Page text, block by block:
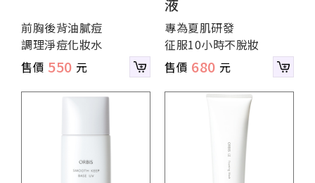
前胸後背油膩痘
調理淨痘化妝水
550
液
專為夏肌研發
征服10小時不脫妝
680